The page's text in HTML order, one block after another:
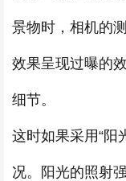
景物时，相机的
效果呈现过曝的
细节。
这时如果采用“阳
况。阳光的照射